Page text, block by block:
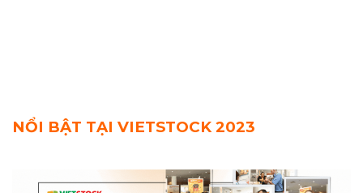
NỔI BẬT TẠI VIETSTOCK 2023